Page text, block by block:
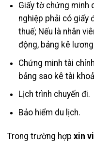
Giấy tờ chứng minh
nghiệp phải có giấy
thuế; Nếu là nhân
động, bảng kê
Chứng minh tài
bảng sao kê tài
Lịch trình chuyến đi.
Bảo hiểm du lịch.
Trong trường hợp xin